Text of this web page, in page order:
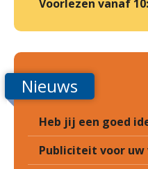
Voorlezen vanaf
Nieuws
Heb jij een goed
Publiciteit voor